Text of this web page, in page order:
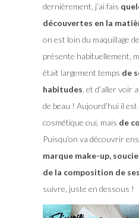
dernièrement, j’ai fais
découvertes en la
on est loin du maquillage
présente habituellement,
était largement temps de
habitudes , et d’aller voir
de beau ! Aujourd’hui il
cosmétique oui, mais de
Puisqu’on va découvrir
marque make-up,
de la composition de
suivre, juste en dessous !